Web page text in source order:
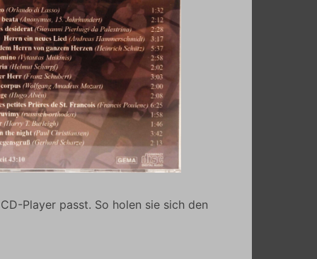
Player passt. So holen sie sich den